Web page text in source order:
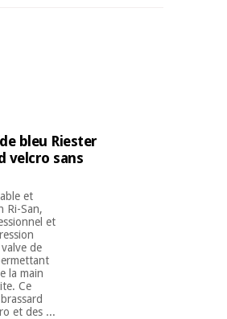
bleu Riester
velcro sans
et
Ri-San,
et
de
la main
Ce
et des ...